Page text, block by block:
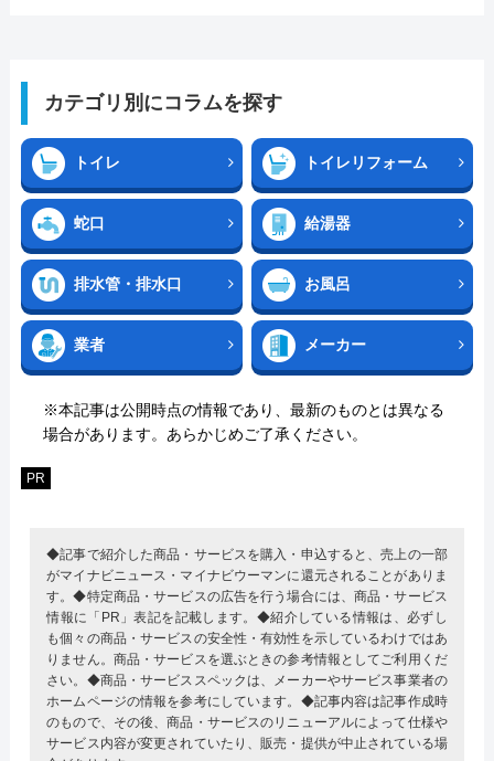
カテゴリ別にコラムを探す
トイレ トイレリフォーム
蛇口 給湯器
排水管・排水口 お風呂
業者 メーカー
※本記事は公開時点の情報であり、最新のものとは異なる
場合があります。あらかじめご了承ください。
PR
◆記事で紹介した商品・サービスを購入・申込すると、売上の一部
がマイナビニュース・マイナビウーマンに還元されることがありま
す。◆特定商品・サービスの広告を行う場合には、商品・サービス
情報に「PR」表記を記載します。◆紹介している情報は、必ずし
も個々の商品・サービスの安全性・有効性を示しているわけではあ
りません。商品・サービスを選ぶときの参考情報としてご利用くだ
さい。◆商品・サービススペックは、メーカーやサービス事業者の
ホームページの情報を参考にしています。◆記事内容は記事作成時
のもので、その後、商品・サービスのリニューアルによって仕様や
サービス内容が変更されていたり、販売・提供が中止されている場